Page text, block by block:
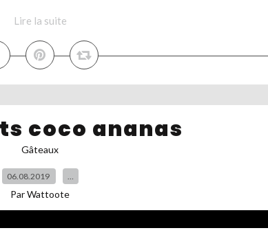
Lire la suite
coco ananas
Gâteaux
06.08.2019 …
Par Wattoote